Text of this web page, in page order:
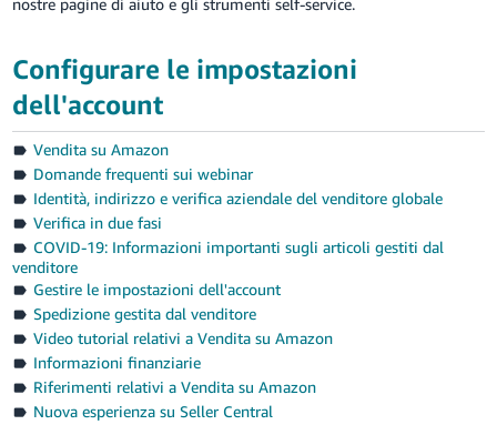
Italiano
文
-
TW
Deutsch
- DE
Français
- FR
Italiano
- IT
日
本
nostre pagine di aiuto e gli strumenti self-service.
Configurare le impostazioni
dell'account
Vendita su Amazon
Domande frequenti sui webinar
Identità, indirizzo e verifica aziendale del venditore globale
Verifica in due fasi
COVID-19: Informazioni importanti sugli articoli gestiti dal
venditore
Gestire le impostazioni dell'account
Spedizione gestita dal venditore
Video tutorial relativi a Vendita su Amazon
Informazioni finanziarie
Riferimenti relativi a Vendita su Amazon
Nuova esperienza su Seller Central